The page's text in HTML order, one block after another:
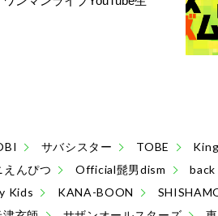
サバシスター TOBE
えんぴつ Official髭男dism
Kids KANA-BOON